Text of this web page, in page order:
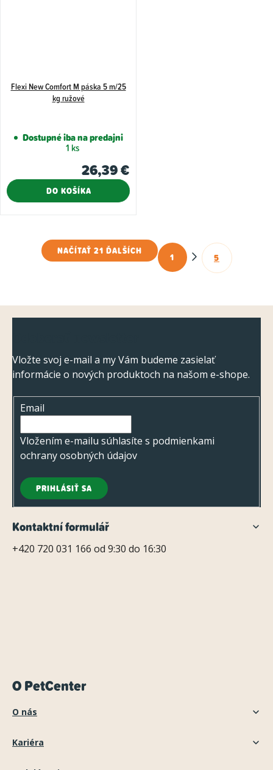
Flexi New Comfort M páska 5 m/25
kg ružové
Dostupné iba na predajni
1 ks
26,39 €
DO KOŠÍKA
O
á
a
c
i
e
r
v
v
i
NAČÍTAŤ 21 ĎALŠÍCH
S
á
n
o
v
a
n
1 5
Vložte svoj e-mail a my Vám budeme zasielať
informácie o nových produktoch na našom e-shope.
Email
Vložením e-mailu súhlasíte s podmienkami
ochrany osobných údajov
PRIHLÁSIŤ SA
Kontaktní formulář
+420 720 031 166 od 9:30 do 16:30
O PetCenter
O nás
Kariéra